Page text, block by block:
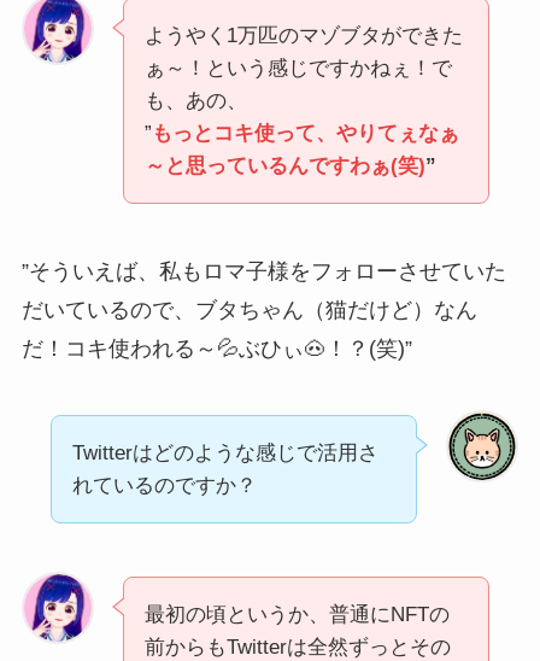
ようやく1万匹のマゾブタができた
ぁ～！という感じですかねぇ！で
も、あの、
” もっとコキ使って、やりてぇなぁ
～と思っているんですわぁ(笑)”
”そういえば、私もロマ子様をフォローさせていた
だいているので、ブタちゃん（猫だけど）なん
だ！コキ使われる～💦ぶひぃ🐽！？(笑)”
Twitterはどのような感じで活用さ
れているのですか？
最初の頃というか、普通にNFTの
前からもTwitterは全然ずっとその